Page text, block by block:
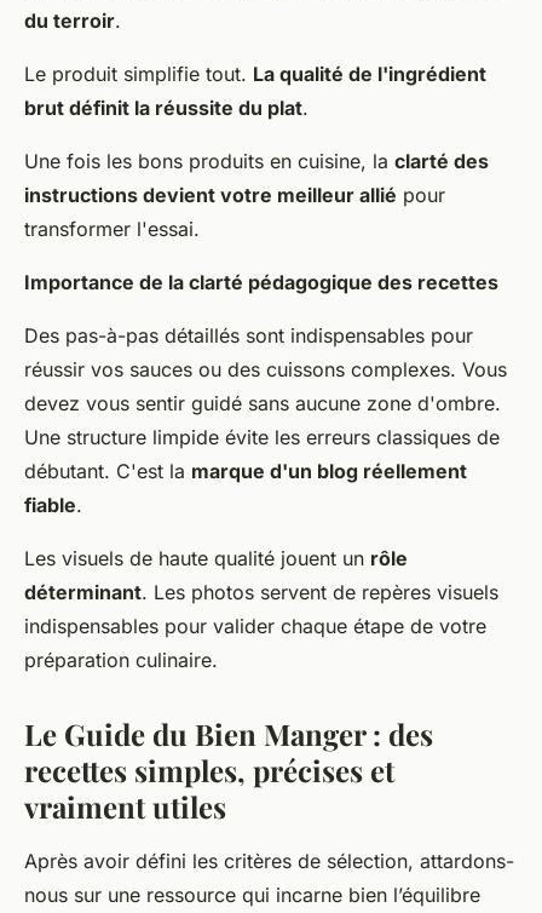
du terroir.
Le produit simplifie tout. La qualité de l'ingrédient
brut définit la réussite du plat.
Une fois les bons produits en cuisine, la clarté des
instructions devient votre meilleur allié pour
transformer l'essai.
Importance de la clarté pédagogique des recettes
Des pas-à-pas détaillés sont indispensables pour
réussir vos sauces ou des cuissons complexes. Vous
devez vous sentir guidé sans aucune zone d'ombre.
Une structure limpide évite les erreurs classiques de
débutant. C'est la marque d'un blog réellement
fiable.
Les visuels de haute qualité jouent un rôle
déterminant. Les photos servent de repères visuels
indispensables pour valider chaque étape de votre
préparation culinaire.
Le Guide du Bien Manger : des
recettes simples, précises et
vraiment utiles
Après avoir défini les critères de sélection, attardons-
nous sur une ressource qui incarne bien l’équilibre